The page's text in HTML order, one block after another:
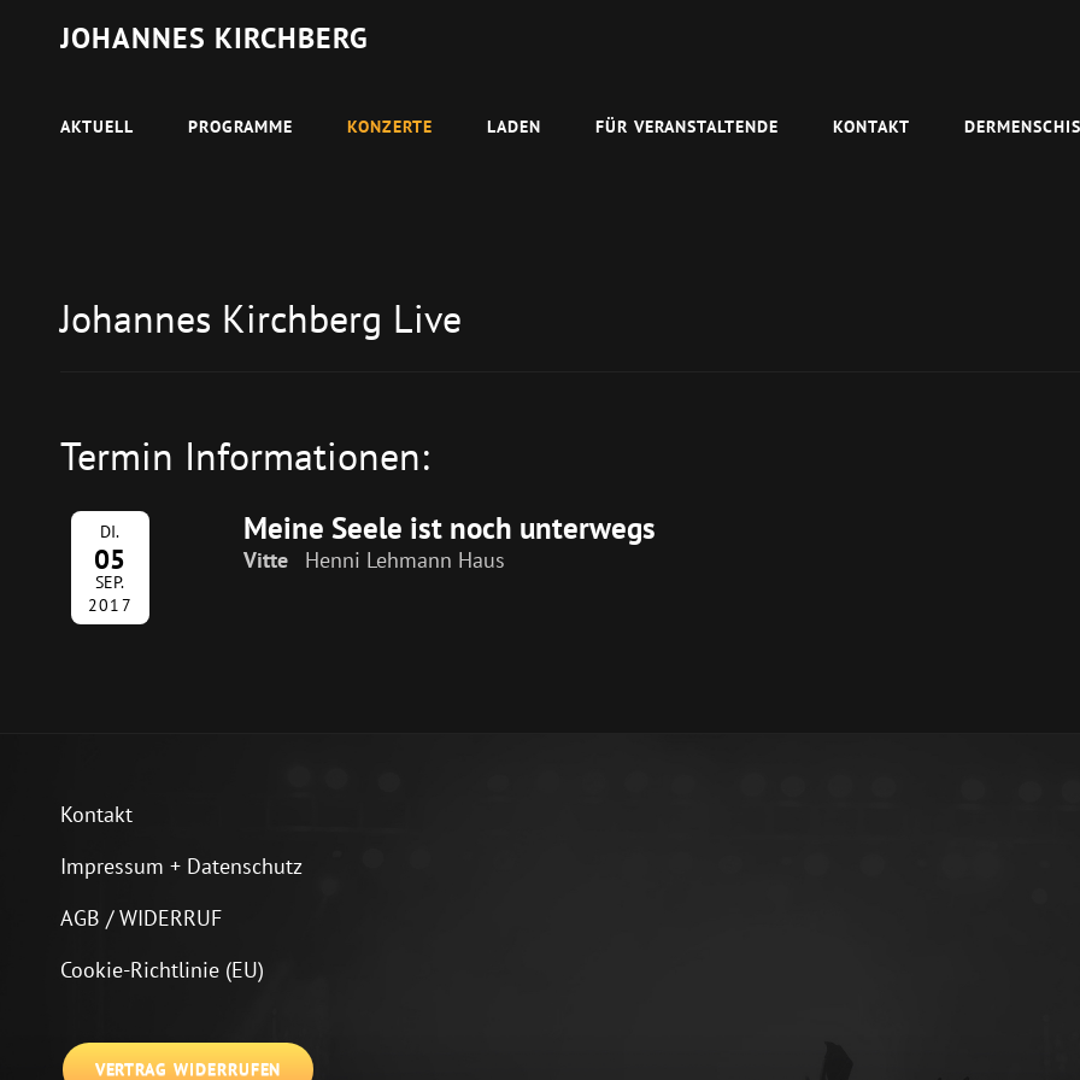
JOHANNES KIRCHBERG
AKTUELL PROGRAMME KONZERTE LADEN FÜR VERANSTALTENDE KONTAKT
Johannes Kirchberg Live
Termin Informationen:
DI.
05
SEP.
2017
Meine Seele ist noch unterwegs
Vitte Henni Lehmann Haus
Kontakt
Impressum + Datenschutz
AGB / WIDERRUF
Cookie-Richtlinie (EU)
VERTRAG WIDERRUFEN